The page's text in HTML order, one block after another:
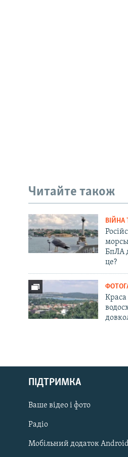
Русский
Qırımtatar
ДОЛУЧАЙСЯ!
Читайте також
ВІЙНА
БпЛА
це?
Краса
ПІДТРИМКА
Ваше відео і фото
Радіо
Мобільний додаток